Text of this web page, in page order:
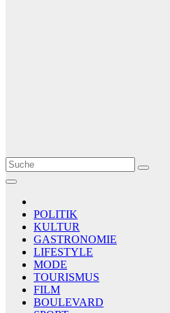
Le Matin
AGENCE DE PRESSE
POLITIK
KULTUR
GASTRONOMIE
LIFESTYLE
MODE
TOURISMUS
FILM
BOULEVARD